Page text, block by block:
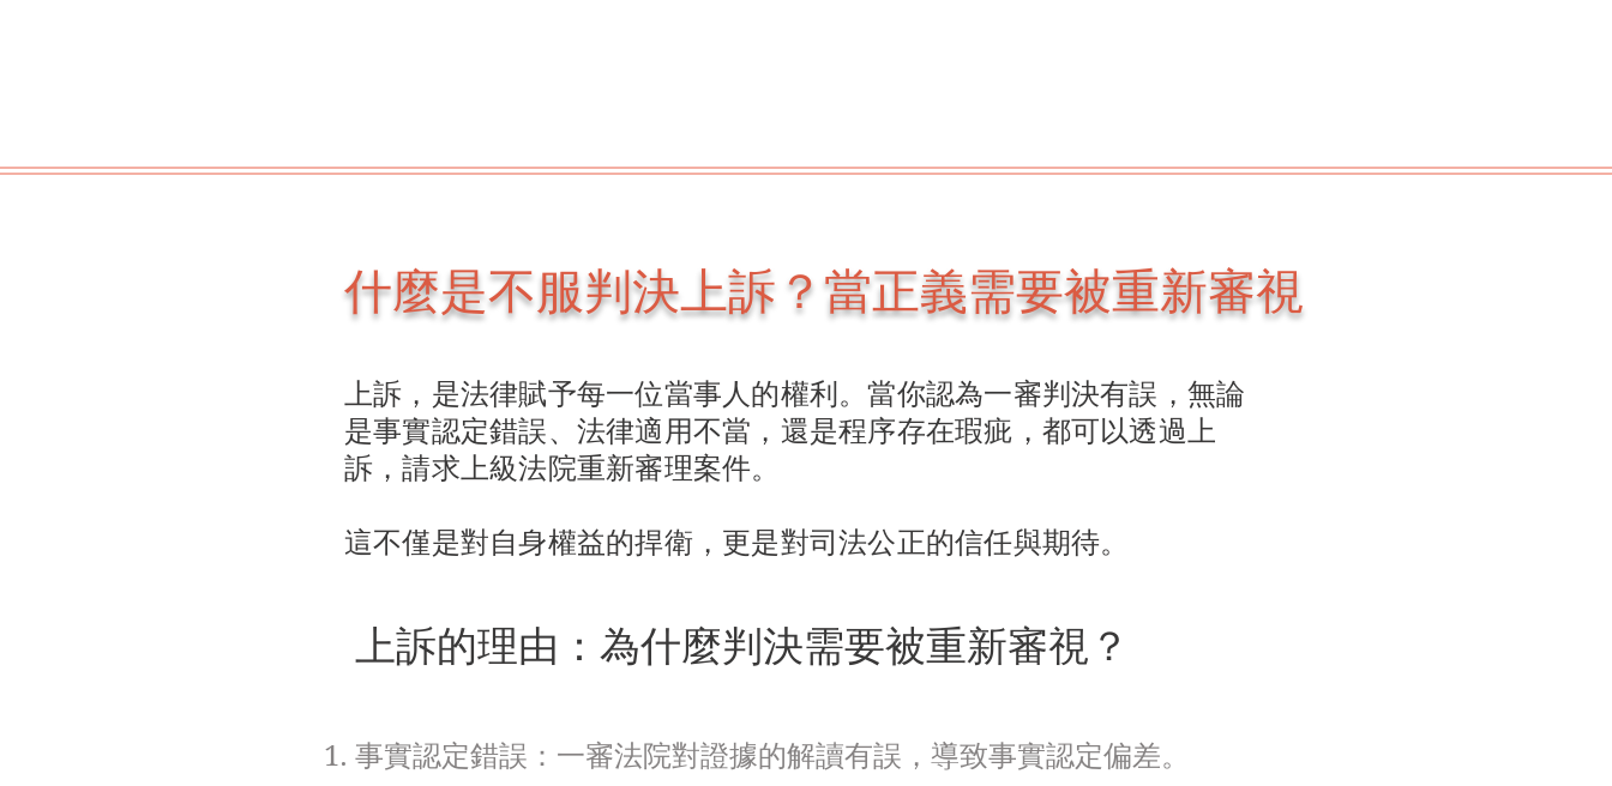
什麼是不服判決上訴？當正義需要被重新審視
上訴，是法律賦予每一位當事人的權利。當你認為一審判決有誤，無論
是事實認定錯誤、法律適用不當，還是程序存在瑕疵，都可以透過上
訴，請求上級法院重新審理案件。
這不僅是對自身權益的捍衛，更是對司法公正的信任與期待。
上訴的理由：為什麼判決需要被重新審視？
事實認定錯誤：一審法院對證據的解讀有誤，導致事實認定偏差。